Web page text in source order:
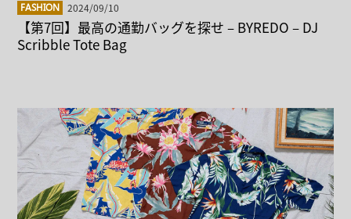
FASHION 2024/09/10
【第7回】最高の通勤バッグを探せ – BYREDO – DJ
Scribble Tote Bag